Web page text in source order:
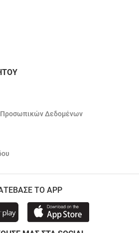
Δεδομένων
ΤΟ APP